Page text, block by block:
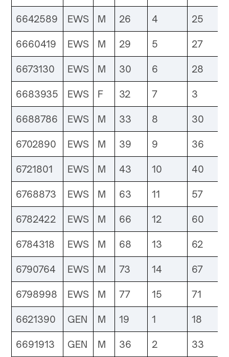
6642589 EWS M 26 4 25
6660419 EWS M 29 5 27
6673130 EWS M 30 6 28
6683935 EWS F 32 7 3
6688786 EWS M 33 8 30
6702890 EWS M 39 9 36
6721801 EWS M 43 10 40
6768873 EWS M 63 11 57
6782422 EWS M 66 12 60
6784318 EWS M 68 13 62
6790764 EWS M 73 14 67
6798998 EWS M 77 15 71
6621390 GEN M 19 1 18
6691913 GEN M 36 2 33